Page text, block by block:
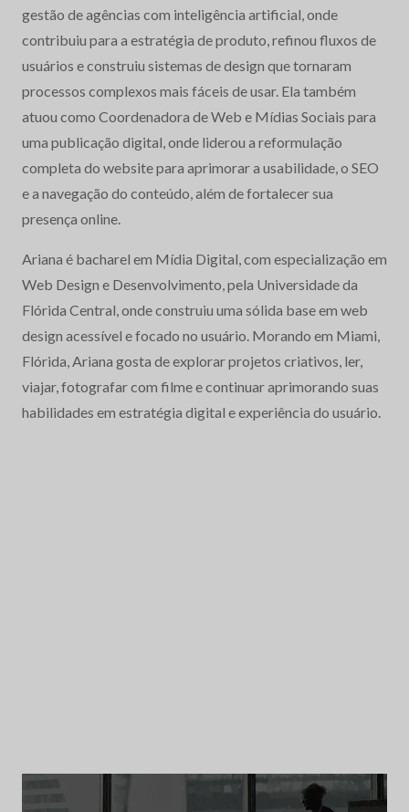
gestão de agências com inteligência artificial, onde
contribuiu para a estratégia de produto, refinou fluxos de
usuários e construiu sistemas de design que tornaram
processos complexos mais fáceis de usar. Ela também
atuou como Coordenadora de Web e Mídias Sociais para
uma publicação digital, onde liderou a reformulação
completa do website para aprimorar a usabilidade, o SEO
e a navegação do conteúdo, além de fortalecer sua
presença online.
Ariana é bacharel em Mídia Digital, com especialização em
Web Design e Desenvolvimento, pela Universidade da
Flórida Central, onde construiu uma sólida base em web
design acessível e focado no usuário. Morando em Miami,
Flórida, Ariana gosta de explorar projetos criativos, ler,
viajar, fotografar com filme e continuar aprimorando suas
habilidades em estratégia digital e experiência do usuário.